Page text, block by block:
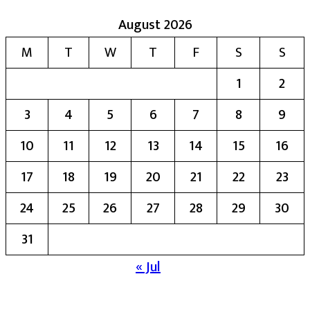
August 2026
M
T W T F S
S
1
2
3
4 5 6 7 8
9
10
11 12 13 14 15
16
17
18 19 20 21 22
23
24
25 26 27 28 29
30
31
« Jul